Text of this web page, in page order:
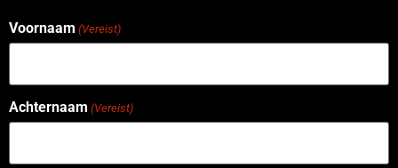
Voornaam (Vereist)
Achternaam (Vereist)